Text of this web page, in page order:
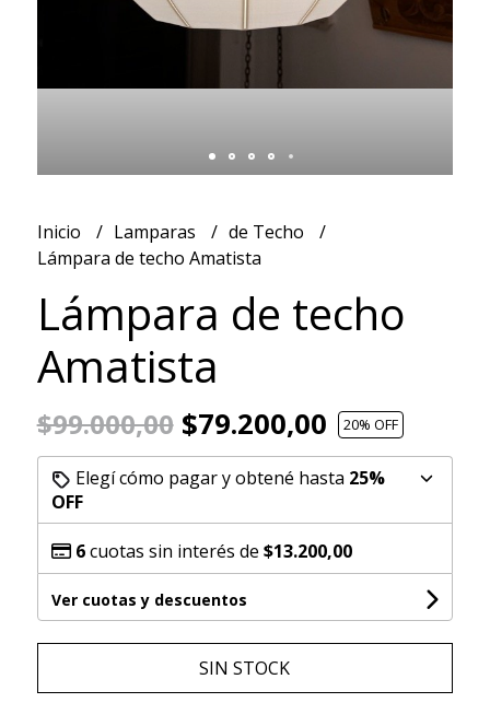
Inicio Lamparas
de Techo
Lámpara de techo Amatista
Lámpara de techo
Amatista
$99.000,00$79.200,00 20% OFF
Elegí cómo pagar y obtené hasta 25%
OFF
6cuotas sin interés de $13.200,00
Ver cuotas y descuentos
SIN STOCK